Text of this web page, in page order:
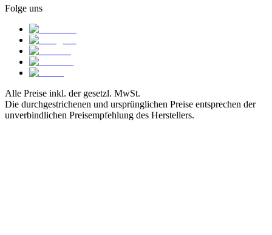
Folge uns
Alle Preise inkl. der gesetzl. MwSt.
Die durchgestrichenen und ursprünglichen Preise entsprechen der
unverbindlichen Preisempfehlung des Herstellers.